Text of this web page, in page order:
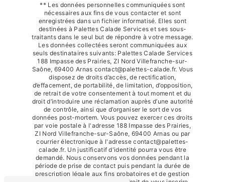
** Les données personnelles communiquées sont
nécessaires aux fins de vous contacter et sont
enregistrées dans un fichier informatisé. Elles sont
destinées à Palettes Calade Services et ses sous-
traitants dans le seul but de répondre à votre message.
Les données collectées seront communiquées aux
seuls destinataires suivants: Palettes Calade Services
188 Impasse des Prairies, ZI Nord Villefranche-sur-
Saône, 69400 Arnas contact@palettes-calade.fr. Vous
disposez de droits d’accès, de rectification,
d’effacement, de portabilité, de limitation, d’opposition,
de retrait de votre consentement à tout moment et du
droit d’introduire une réclamation auprès d’une autorité
de contrôle, ainsi que d’organiser le sort de vos
données post-mortem. Vous pouvez exercer ces droits
par voie postale à l'adresse 188 Impasse des Prairies,
ZI Nord Villefranche-sur-Saône, 69400 Arnas ou par
courrier électronique à l'adresse contact@palettes-
calade.fr. Un justificatif d'identité pourra vous être
demandé. Nous conservons vos données pendant la
période de prise de contact puis pendant la durée de
prescription légale aux fins probatoires et de gestion